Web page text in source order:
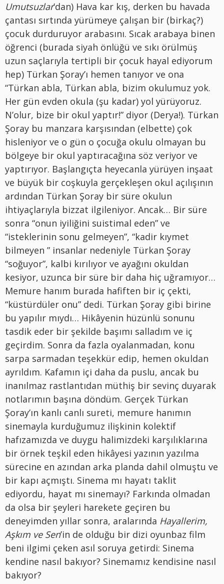
Umutsuzlar’dan) Hava kar kış, derken bu havada
çantası sırtında yürümeye çalışan bir (birkaç?)
çocuk durduruyor arabasını. Sıcak arabaya binen
öğrenci (burada siyah önlüğü ve sıkı örülmüş
uzun saçlarıyla tertipli bir çocuk hayal ediyorum
hep) Türkan Şoray’ı hemen tanıyor ve ona
“Türkan abla, Türkan abla, bizim okulumuz yok.
Her gün evden okula (şu kadar) yol yürüyoruz.
N’olur, bize bir okul yaptır!” diyor (Derya!). Türkan
Şoray bu manzara karşısından (elbette) çok
hisleniyor ve o gün o çocuğa okulu olmayan bu
bölgeye bir okul yaptıracağına söz veriyor ve
yaptırıyor. Başlangıçta heyecanla yürüyen inşaat
ve büyük bir coşkuyla gerçekleşen okul açılışının
ardından Türkan Şoray bir süre okulun
ihtiyaçlarıyla bizzat ilgileniyor. Ancak… Bir süre
sonra “onun iyiliğini suistimal eden” ve
“isteklerinin sonu gelmeyen”, “kadir kıymet
bilmeyen ” insanlar nedeniyle Türkan Şoray
“soğuyor”, kalbi kırılıyor ve ayağını okuldan
kesiyor, uzunca bir süre bir daha hiç uğramıyor…
Memure hanım burada hafiften bir iç çekti,
“küstürdüler onu” dedi. Türkan Şoray gibi birine
bu yapılır mıydı… Hikâyenin hüzünlü sonunu
tasdik eder bir şekilde başımı salladım ve iç
geçirdim. Sonra da fazla oyalanmadan, konu
sarpa sarmadan teşekkür edip, hemen okuldan
ayrıldım. Kafamın içi daha da puslu, ancak bu
inanılmaz rastlantıdan müthiş bir sevinç duyarak
notlarımın başına döndüm. Gerçek Türkan
Şoray’ın kanlı canlı sureti, memure hanımın
sinemayla kurduğumuz ilişkinin kolektif
hafızamızda ve duygu halimizdeki karşılıklarına
bir örnek teşkil eden hikâyesi yazının yazılma
sürecine en azından arka planda dahil olmuştu ve
bir kapı açmıştı. Sinema mı hayatı taklit
ediyordu, hayat mı sinemayı? Farkında olmadan
da olsa bir şeyleri harekete geçiren bu
deneyimden yıllar sonra, aralarında Hayallerim,
Aşkım ve Sen’in de olduğu bir dizi oyunbaz film
beni ilgimi çeken asıl soruya getirdi: Sinema
kendine nasıl bakıyor? Sinemamız kendisine nasıl
bakıyor?